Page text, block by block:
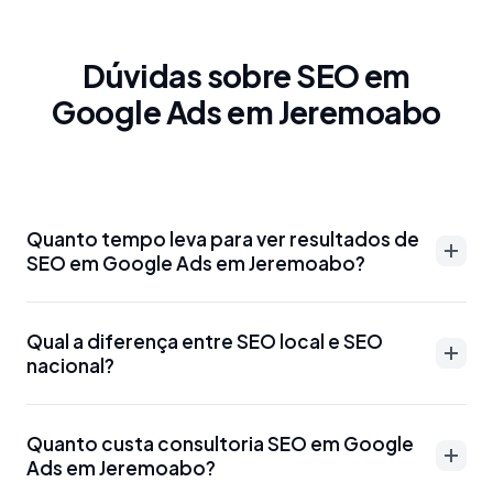
Dúvidas sobre SEO em
Google Ads em Jeremoabo
Quanto tempo leva para ver resultados de
SEO em Google Ads em Jeremoabo?
podem aparecer entre 3-6 meses para palavras-
chave menos competitivas. Para termos mais
disputados como 'advogado Google Ads em
Jeremoabo' ou 'dentista Google Ads em
Jeremoabo', o prazo pode ser de 6-12 meses.
Qual a diferença entre SEO local e SEO
nacional?
aparecer para buscas específicas da região, como
'SEO Google Ads em Jeremoabo' ou 'marketing
Quanto custa consultoria SEO em Google
Ads em Jeremoabo?